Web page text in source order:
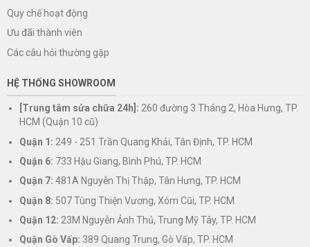
Quy chế hoạt động
Ưu đãi thành viên
Các câu hỏi thường gặp
HỆ THỐNG SHOWROOM
[Trung tâm sửa chữa 24h]: 260 đường 3 Tháng 2, Hòa Hưng, TP.
HCM (Quận 10 cũ)
Quận 1: 249 - 251 Trần Quang Khải, Tân Định, TP. HCM
Quận 6: 733 Hậu Giang, Bình Phú, TP. HCM
Quận 7: 481A Nguyễn Thị Thập, Tân Hưng, TP. HCM
Quận 8: 507 Tùng Thiện Vương, Xóm Cũi, TP. HCM
Quận 12: 23M Nguyễn Ảnh Thủ, Trung Mỹ Tây, TP. HCM
Quận Gò Vấp: 389 Quang Trung, Gò Vấp, TP. HCM